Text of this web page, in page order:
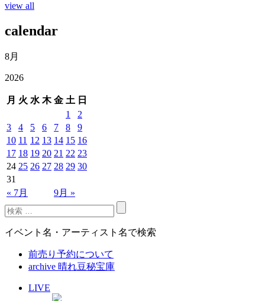
view all
calendar
8月
2026
月 火 水 木 金 土 日
« 7月 9月 »
1
2
3
4 5 6 7 8
9
10 11 12 13 14 15 16
17 18 19 20 21 22 23
24 25 26 27 28 29 30
31
イベント名・アーティスト名で検索
前売り予約について
archive 晴れ豆秘宝庫
LIVE